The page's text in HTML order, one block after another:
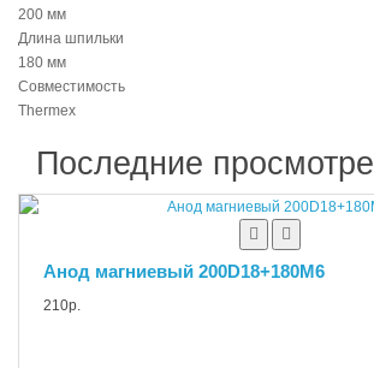
200 мм
Длина шпильки
180 мм
Совместимость
Thermex
Последние
Анод магниевый 200D18+180M6
210р.